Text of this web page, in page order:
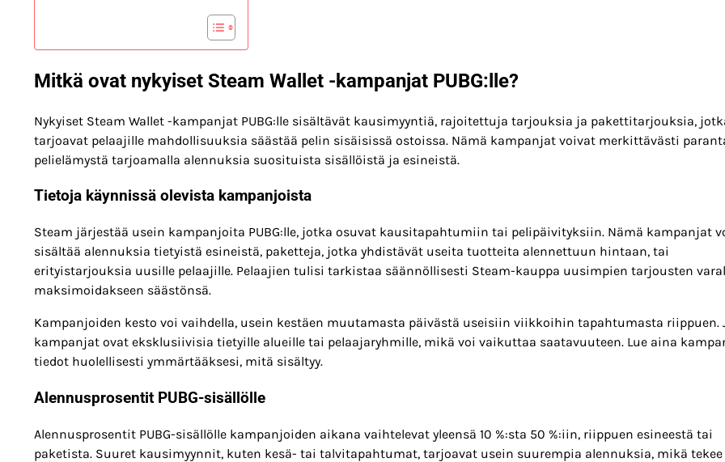
Mitkä ovat nykyiset Steam Wallet -kampanjat PUBG:lle?
Nykyiset Steam Wallet -kampanjat PUBG:lle sisältävät kausimyyntiä, rajoitettuja tarjouksia ja pakettitarjouksia,
tarjoavat pelaajille mahdollisuuksia säästää pelin sisäisissä ostoissa. Nämä kampanjat voivat merkittävästi
pelielämystä tarjoamalla alennuksia suosituista sisällöistä ja esineistä.
Tietoja käynnissä olevista kampanjoista
Steam järjestää usein kampanjoita PUBG:lle, jotka osuvat kausitapahtumiin tai pelipäivityksiin. Nämä kampanjat
sisältää alennuksia tietyistä esineistä, paketteja, jotka yhdistävät useita tuotteita alennettuun hintaan, tai
erityistarjouksia uusille pelaajille. Pelaajien tulisi tarkistaa säännöllisesti Steam-kauppa uusimpien tarjousten
maksimoidakseen säästönsä.
Kampanjoiden kesto voi vaihdella, usein kestäen muutamasta päivästä useisiin viikkoihin tapahtumasta riippuen.
kampanjat ovat eksklusiivisia tietyille alueille tai pelaajaryhmille, mikä voi vaikuttaa saatavuuteen. Lue aina
tiedot huolellisesti ymmärtääksesi, mitä sisältyy.
Alennusprosentit PUBG-sisällölle
Alennusprosentit PUBG-sisällölle kampanjoiden aikana vaihtelevat yleensä 10 %:sta 50 %:iin, riippuen esineestä tai
paketista. Suuret kausimyynnit, kuten kesä- tai talvitapahtumat, tarjoavat usein suurempia alennuksia, mikä tekee